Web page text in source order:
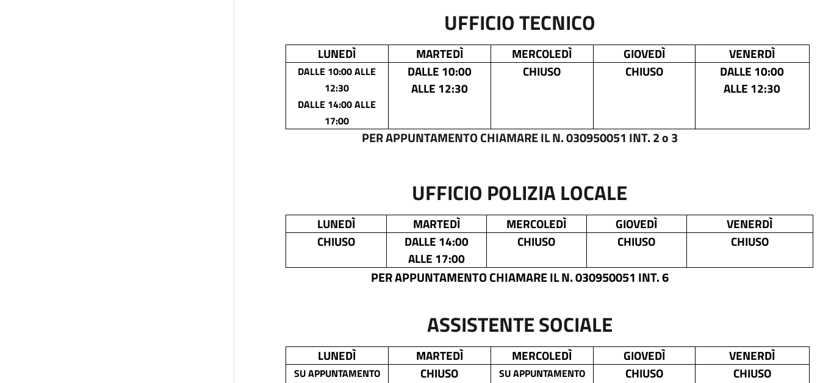
UFFICIO TECNICO
LUNEDÌ MARTEDÌ MERCOLEDÌ GIOVEDÌ VENERDÌ
DALLE 10:00 ALLE
12:30
DALLE 14:00 ALLE
17:00
DALLE 10:00
ALLE 12:30
CHIUSO CHIUSO
DALLE 10:00
ALLE 12:30
PER APPUNTAMENTO CHIAMARE IL N. 030950051 INT. 2 o 3
UFFICIO POLIZIA LOCALE
LUNEDÌ MARTEDÌ MERCOLEDÌ GIOVEDÌ
VENERDÌ
CHIUSO
DALLE 14:00
ALLE 17:00
CHIUSO CHIUSO CHIUSO
PER APPUNTAMENTO CHIAMARE IL N. 030950051 INT. 6
ASSISTENTE SOCIALE
LUNEDÌ MARTEDÌ MERCOLEDÌ GIOVEDÌ VENERDÌ
SU APPUNTAMENTO CHIUSO SU APPUNTAMENTO CHIUSO CHIUSO